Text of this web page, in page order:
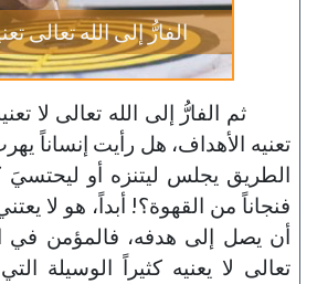
الفارُّ إلى الله تعالى
ثم الفارُّ إلى الله تعالى لا
تعنيه الأهداف، هل رأيت إنساناً
الطريق يجلس ليتنزه أو ليحتسيَ
فنجاناً من القهوة؟! أبداً، هو لا
أن يصل إلى هدفه، فالمؤمن في
تعالى لا يعنيه كثيراً الوسيلة